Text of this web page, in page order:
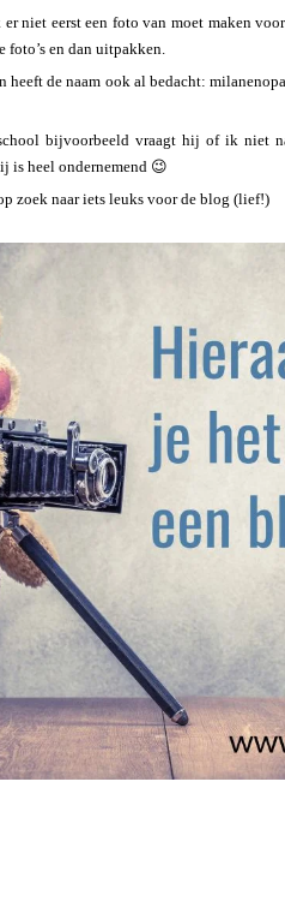
niet eerst een foto van moet maken
foto’s en dan uitpakken.
de naam ook al bedacht:
bijvoorbeeld vraagt hij of ik niet
is heel ondernemend 😉
zoek naar iets leuks voor de blog (lief!)